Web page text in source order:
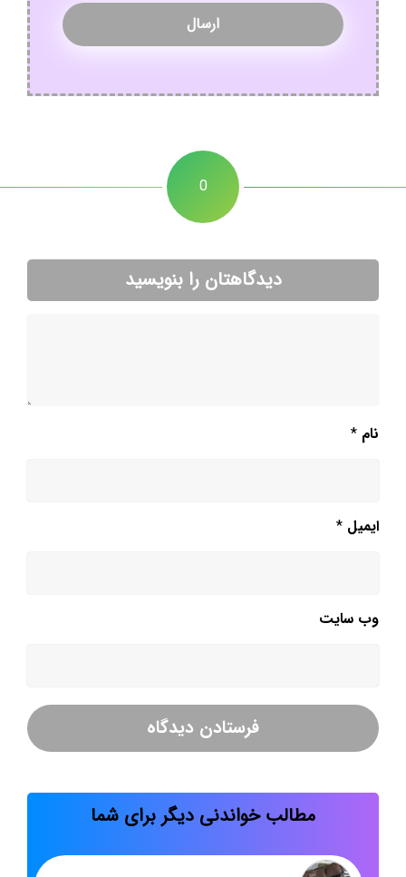
0
دیدگاهتان را بنویسید
نام *
ایمیل *
وب‌ سایت
مطالب خواندنی دیگر برای شما